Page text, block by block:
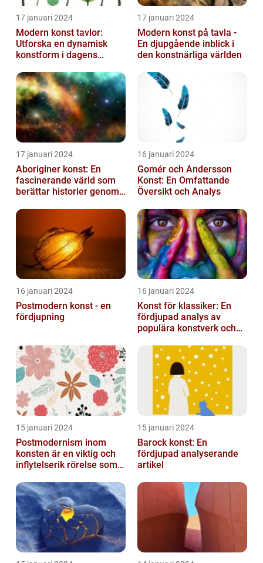
17 januari 2024
Modern konst tavlor:
Utforska en dynamisk
konstform i dagens
17 januari 2024
Modern konst på tavla -
En djupgående inblick i
den konstnärliga världen
17 januari 2024
Aboriginer konst: En
fascinerande värld som
berättar historier genom
16 januari 2024
Gomér och Andersson
Konst: En Omfattande
Översikt och Analys
16 januari 2024
Postmodern konst - en
fördjupning
16 januari 2024
Konst för klassiker: En
fördjupad analys av
populära konstverk och
15 januari 2024
Postmodernism inom
konsten är en viktig och
inflytelserik rörelse som
normer o...
15 januari 2024
Barock konst: En
fördjupad analyserande
artikel